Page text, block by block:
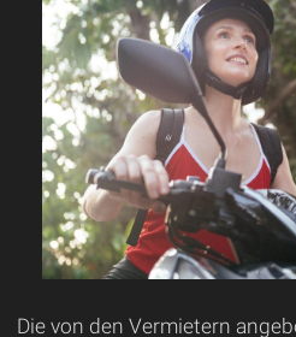
Die von den Vermietern